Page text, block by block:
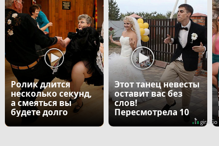
Ролик длится
несколько секунд,
а смеяться вы
будете долго
Этот танец невесты
оставит вас без
слов!
Пересмотрела 10